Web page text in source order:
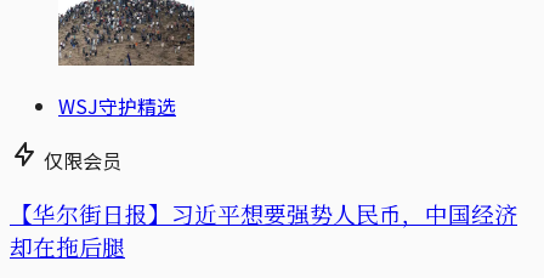
WSJ守护精选
仅限会员
【华尔街日报】习近平想要强势人民币，中国经济
却在拖后腿